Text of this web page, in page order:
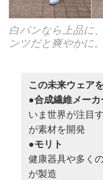
白パンなら上品に
ンツだと爽やかに
この未来ウェア
●合成繊維メー
いま世界が注目
が素材を開発
●モリト
健康器具や多く
が製造